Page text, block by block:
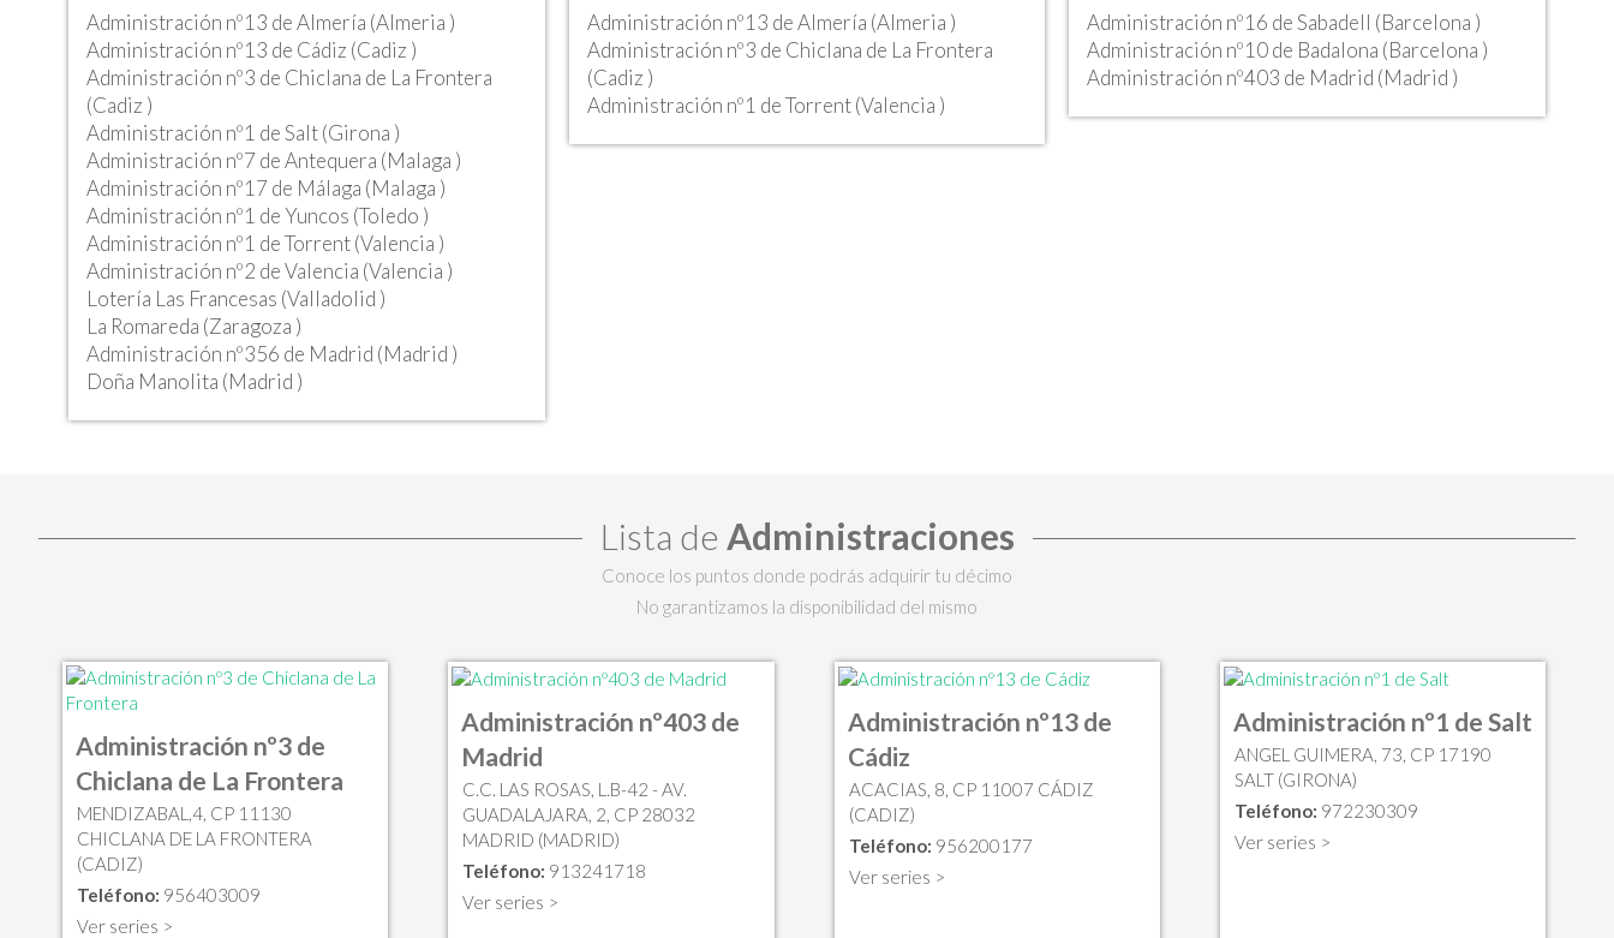
Administración nº13 de Almería (Almeria )
Administración nº13 de Cádiz (Cadiz )
Administración nº3 de Chiclana de La Frontera
(Cadiz )
Administración nº1 de Salt (Girona )
Administración nº7 de Antequera (Malaga )
Administración nº17 de Málaga (Malaga )
Administración nº1 de Yuncos (Toledo )
Administración nº1 de Torrent (Valencia )
Administración nº2 de Valencia (Valencia )
Lotería Las Francesas (Valladolid )
La Romareda (Zaragoza )
Administración nº356 de Madrid (Madrid )
Doña Manolita (Madrid )
Administración nº13 de Almería (Almeria )
Administración nº3 de Chiclana de La Frontera
(Cadiz )
Administración nº1 de Torrent (Valencia )
Administración nº16 de Sabadell (Barcelona )
Administración nº10 de Badalona (Barcelona )
Administración nº403 de Madrid (Madrid )
Lista de Administraciones
Conoce los puntos donde podrás adquirir tu décimo
No garantizamos la disponibilidad del mismo
Administración nº3 de
Chiclana de La Frontera
MENDIZABAL,4, CP 11130
CHICLANA DE LA FRONTERA
(CADIZ)
Teléfono: 956403009
Ver series >
Administración nº403 de
Madrid
C.C. LAS ROSAS, L.B-42 - AV.
GUADALAJARA, 2, CP 28032
MADRID (MADRID)
Teléfono: 913241718
Ver series >
Administración nº13 de
Cádiz
ACACIAS, 8, CP 11007 CÁDIZ
(CADIZ)
Teléfono: 956200177
Ver series >
Administración nº1 de Salt
ANGEL GUIMERA, 73, CP 17190
SALT (GIRONA)
Teléfono: 972230309
Ver series >